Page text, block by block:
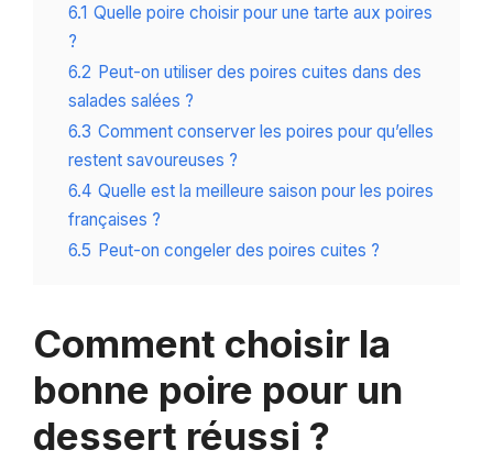
6.1 Quelle poire choisir pour une tarte aux poires
?
6.2 Peut-on utiliser des poires cuites dans des
salades salées ?
6.3 Comment conserver les poires pour qu’elles
restent savoureuses ?
6.4 Quelle est la meilleure saison pour les poires
françaises ?
6.5 Peut-on congeler des poires cuites ?
Comment choisir la
bonne poire pour un
dessert réussi ?